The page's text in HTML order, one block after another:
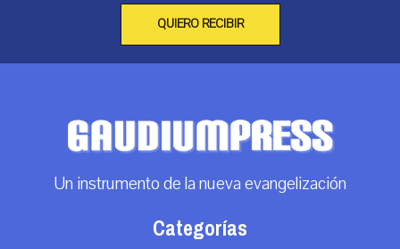
QUIERO RECIBIR
Un instrumento de la nueva evangelización
Categorías